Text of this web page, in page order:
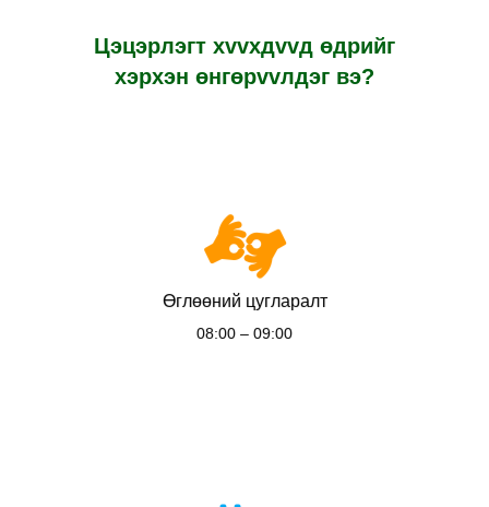
Цэцэрлэгт хvvхдvvд өдрийг
хэрхэн өнгөрvvлдэг вэ?
Өглөөний цугларалт
08:00 – 09:00